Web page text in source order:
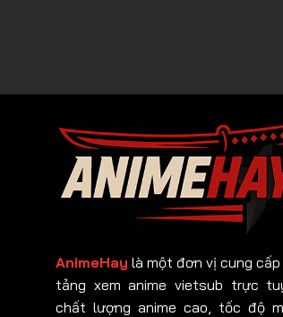
AnimeHay là một đơn vị cung cấp
tảng xem anime vietsub trực
chất lượng anime cao, tốc độ